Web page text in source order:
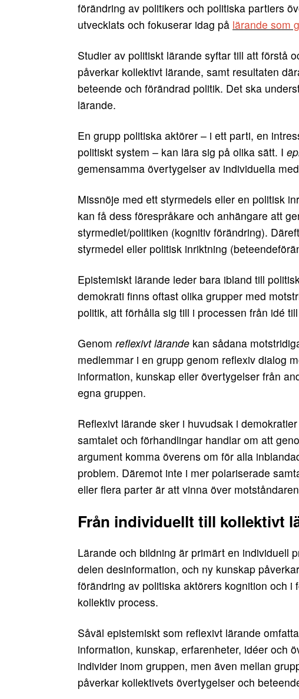
förändring av politikers och politiska partiers
utvecklats och fokuserar idag på lärande som
Studier av politiskt lärande syftar till att förstå
påverkar kollektivt lärande, samt resultaten
beteende och förändrad politik. Det ska
lärande.
En grupp politiska aktörer – i ett parti, en
politiskt system – kan lära sig på olika sätt. I
gemensamma övertygelser av individuella
Missnöje med ett styrmedels eller en politisk
kan få dess förespråkare och anhängare att
styrmedlet/politiken (kognitiv förändring).
styrmedel eller politisk inriktning
Epistemiskt lärande leder bara ibland till
demokrati finns oftast olika grupper med
politik, att förhålla sig till i processen från idé
Genom reflexivt lärande kan sådana
medlemmar i en grupp genom reflexiv dialog
information, kunskap eller övertygelser från
egna gruppen.
Reflexivt lärande sker i huvudsak i
samtalet och förhandlingar handlar om att
argument komma överens om för alla
problem. Däremot inte i mer polariserade
eller flera parter är att vinna över
Från individuellt till kollektivt
Lärande och bildning är primärt en individuell
delen desinformation, och ny kunskap
förändring av politiska aktörers kognition och
kollektiv process.
Såväl epistemiskt som reflexivt lärande
information, kunskap, erfarenheter, idéer och
individer inom gruppen, men även mellan
påverkar kollektivets övertygelser och